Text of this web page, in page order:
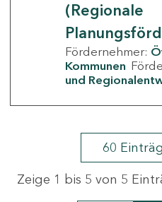
(Regionale
Fördernehmer:
Kommunen
und
60
Zeige 1 bis 5 von 5